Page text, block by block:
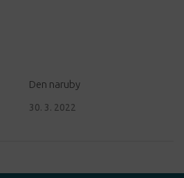
Den naruby
30. 3. 2022